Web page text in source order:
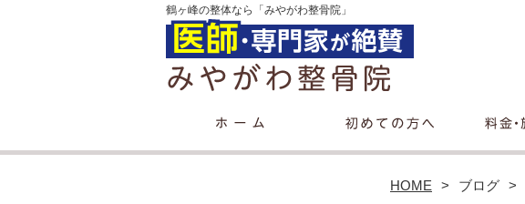
鶴ヶ峰の整体なら「みやがわ整骨院」
HOME ブログ